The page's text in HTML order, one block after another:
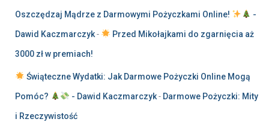
Oszczędzaj Mądrze z Darmowymi Pożyczkami Online! -
Dawid Kaczmarczyk- Przed Mikołajkami do zgarnięcia aż
3000 zł w premiach!
Świąteczne Wydatki: Jak Darmowe Pożyczki Online Mogą
Pomóc? - Dawid Kaczmarczyk- Darmowe Pożyczki: Mity
i Rzeczywistość